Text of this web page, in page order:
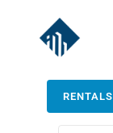
RENTALS